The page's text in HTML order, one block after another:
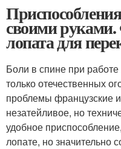
своими руками.
лопата для
Боли в спине при
только отечественных
проблемы французские
незатейливое, но
удобное
лопате, но значительно